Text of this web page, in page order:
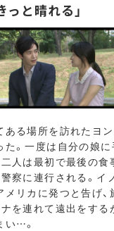
っと晴れる」
ある場所を訪れたヨン
。一度は自分の娘
人は最初で最後の食
察に連行される。イ
リカに発つと告げ、
を連れて遠出をする
い…。